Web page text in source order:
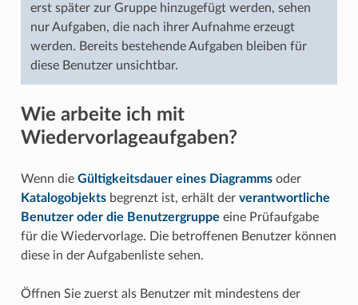
erst später zur Gruppe hinzugefügt werden, sehen
nur Aufgaben, die nach ihrer Aufnahme erzeugt
werden. Bereits bestehende Aufgaben bleiben für
diese Benutzer unsichtbar.
Wie arbeite ich mit
Wiedervorlageaufgaben?
Wenn die Gültigkeitsdauer eines Diagrammsoder
Katalogobjektsbegrenzt ist, erhält der verantwortliche
Benutzer oder die Benutzergruppe eine Prüfaufgabe
für die Wiedervorlage. Die betroffenen Benutzer können
diese in der Aufgabenliste sehen.
Öffnen Sie zuerst als Benutzer mit mindestens der